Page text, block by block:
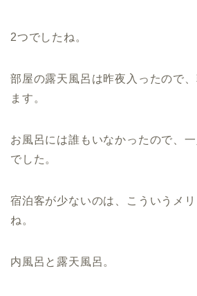
2つでしたね。
部屋の露天風呂は昨夜入ったので
ます。
お風呂には誰もいなかったので、
でした。
宿泊客が少ないのは、こういうメ
ね。
内風呂と露天風呂。